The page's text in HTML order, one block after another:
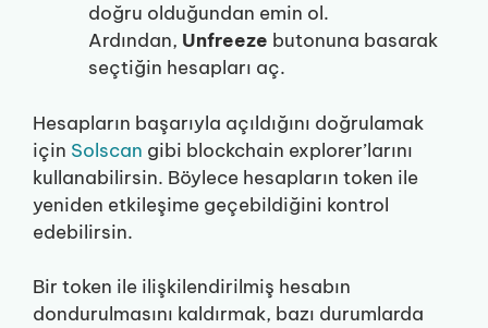
doğru olduğundan emin ol.
Ardından, Unfreeze butonuna basarak
seçtiğin hesapları aç.
Hesapların başarıyla açıldığını doğrulamak
için Solscan gibi blockchain explorer’larını
kullanabilirsin. Böylece hesapların token ile
yeniden etkileşime geçebildiğini kontrol
edebilirsin.
Bir token ile ilişkilendirilmiş hesabın
dondurulmasını kaldırmak, bazı durumlarda